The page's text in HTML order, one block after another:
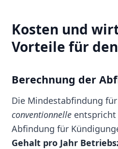
Kosten und
Vorteile für
Berechnung der
Die Mindestabfindung
conventionnelle entspricht
Abfindung für
Gehalt pro Jahr